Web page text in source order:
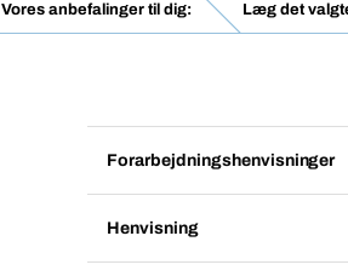
Vores anbefalinger til dig: Læg det
Forarbejdningshenvisninger
Henvisning